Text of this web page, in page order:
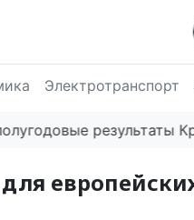
Электротранспорт
результаты